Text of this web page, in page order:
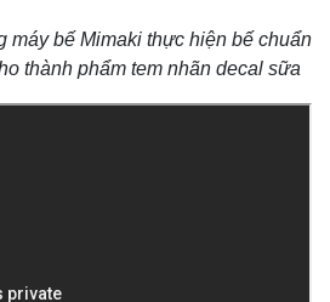
máy bế Mimaki thực hiện bế chuẩn
thành phẩm tem nhãn decal sữa